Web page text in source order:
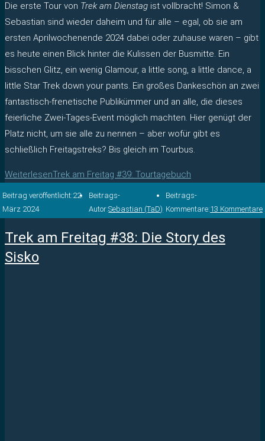
Die erste Tour von Trek am Dienstag ist vollbracht! Simon &
Sebastian sind wieder daheim und für alle – egal, ob sie am
ersten Aprilwochenende 2024 dabei oder zuhause waren – gibt
es heute einen Blick hinter die Kulissen der Busmitte. Ein
bisschen Glitz, ein wenig Glamour, a little song, a little dance, a
little Star Trek down your pants. Ein großes Dankeschön an zwei
fantastisch-frenetische Publikümmer und an alle, die dieses
feierliche Zwei-Tages-Event möglich machten. Hier genügt der
Platz nicht, um sie alle zu nennen – aber wofür gibt es
schließlich Freitagstreks? Bis gleich im Tourbus.
WeiterlesenTrek am Freitag #39: Tourtagebuch
Beitrag veröffentlicht:22.
März 2024
Beitrags-
Autor:Sebastian (TaD)
Beitrags-
Kommentare:13 Kommentare
Trek am Freitag #38: Die Story des
Sisko